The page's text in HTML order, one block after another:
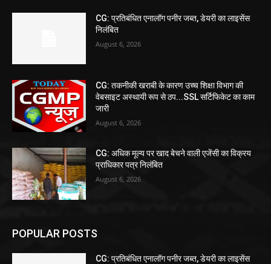
CG: प्रतिबंधित एनालॉग पनीर जब्त, डेयरी का लाइसेंस
निलंबित
August 6, 2026
CG: तकनीकी खराबी के कारण उच्च शिक्षा विभाग की
वेबसाइट अस्थायी रूप से ठप...SSL सर्टिफिकेट का काम
जारी
August 6, 2026
CG: अधिक मूल्य पर खाद बेचने वाली एजेंसी का विक्रय
प्राधिकार पत्र निलंबित
August 6, 2026
POPULAR POSTS
CG: प्रतिबंधित एनालॉग पनीर जब्त, डेयरी का लाइसेंस